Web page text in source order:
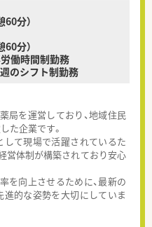
60分）
60分）
働時間制勤務
のシフト制勤務
局を運営しており、地域住民
た企業です。
て現場で活躍されているた
営体制が構築されており安心
を向上させるために、最新の
的な姿勢を大切にしていま